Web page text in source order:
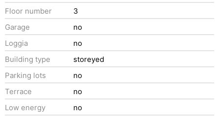
Floor number
3
Garage
no
Loggia
no
Building type
storeyed
Parking lots
no
Terrace
no
Low energy
no